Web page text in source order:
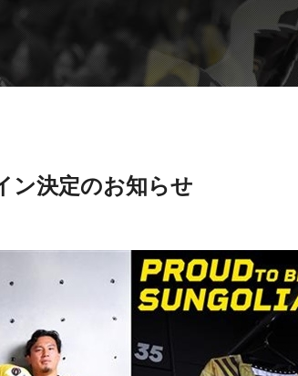
ン決定のお知らせ